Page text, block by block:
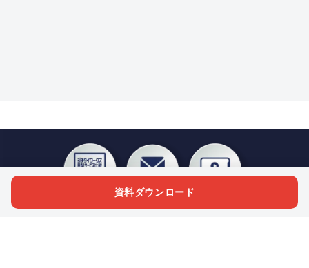
資料ダウンロード